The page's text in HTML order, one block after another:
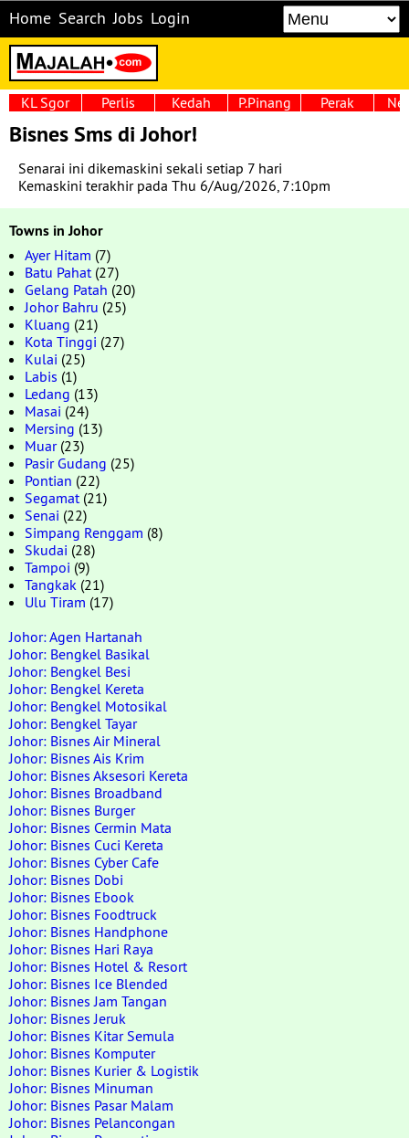
Home Search Jobs Login
KL Sgor Perlis Kedah P.Pinang Perak
Bisnes Sms di Johor!
Senarai ini dikemaskini sekali setiap 7 hari
Kemaskini terakhir pada Thu 6/Aug/2026, 7:10pm
Towns in Johor
Ayer Hitam (7)
Batu Pahat(27)
Gelang Patah (20)
Johor Bahru (25)
Kluang (21)
Kota Tinggi (27)
Kulai (25)
Labis (1)
Ledang (13)
Masai (24)
Mersing (13)
Muar(23)
Pasir Gudang (25)
Pontian (22)
Segamat(21)
Senai (22)
Simpang Renggam (8)
Skudai (28)
Tampoi (9)
Tangkak (21)
Ulu Tiram (17)
Johor: Agen Hartanah
Johor: Bengkel Basikal
Johor: Bengkel Besi
Johor: Bengkel Kereta
Johor: Bengkel Motosikal
Johor: Bengkel Tayar
Johor: Bisnes Air Mineral
Johor: Bisnes Ais Krim
Johor: Bisnes Aksesori Kereta
Johor: Bisnes Broadband
Johor: Bisnes Burger
Johor: Bisnes Cermin Mata
Johor: Bisnes Cuci Kereta
Johor: Bisnes Cyber Cafe
Johor: Bisnes Dobi
Johor: Bisnes Ebook
Johor: Bisnes Foodtruck
Johor: Bisnes Handphone
Johor: Bisnes Hari Raya
Johor: Bisnes Hotel & Resort
Johor: Bisnes Ice Blended
Johor: Bisnes Jam Tangan
Johor: Bisnes Jeruk
Johor: Bisnes Kitar Semula
Johor: Bisnes Komputer
Johor: Bisnes Kurier & Logistik
Johor: Bisnes Minuman
Johor: Bisnes Pasar Malam
Johor: Bisnes Pelancongan